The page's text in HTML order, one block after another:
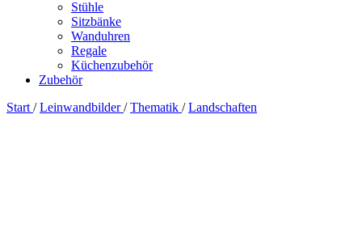
Stühle
Sitzbänke
Wanduhren
Regale
Küchenzubehör
Zubehör
Start / Leinwandbilder/ Thematik / Landschaften